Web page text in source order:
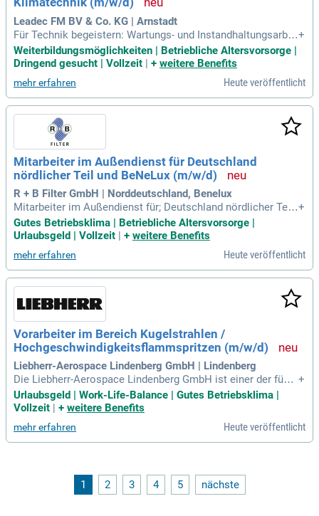
Klimatechnik (m/w/d)
Leadec FM BV & Co. KG | Arnstadt
Für Technik begeistern: Wartungs- und Instandhaltungsarbei
ten an gebäudetechnischen Anlagen im modernsten Instand
haltungszentrum für zivile Großtriebwerke; Aufgaben anpack
en: Lokalisieren und beheben von Störungen; selbständiges
Durchführen von Reparaturen
+
Weiterbildungsmöglichkeiten | Betriebliche Altersvorsorge |
Dringend gesucht | Vollzeit | + weitere Benefits
mehr erfahren Heute veröffentlicht
Mitarbeiter im Außendienst für Deutschland
nördlicher Teil und BeNeLux (m/w/d)
R + B Filter GmbH | Norddeutschland, Benelux
Mitarbeiter im Außendienst für; Deutschland nördlicher Teil
und BeNeLux (m/w/d): Sie betreuen und beraten Kunden im
Außendienst; In enger Zusammenarbeit mit unserem Innend
ienst finden Sie technische Lösungen für die Entstaubungst
echnik und Luftfiltration
+
Gutes Betriebsklima | Betriebliche Altersvorsorge |
Urlaubsgeld | Vollzeit | + weitere Benefits
mehr erfahren Heute veröffentlicht
Vorarbeiter im Bereich Kugelstrahlen /
Hochgeschwindigkeitsflammspritzen (m/w/d)
Liebherr-Aerospace Lindenberg GmbH | Lindenberg
Die Liebherr-Aerospace Lindenberg GmbH ist einer der führe
nden europäischen Hersteller von Flugzeugausrüstungen. Di
e Produkte sind an Bord vieler Großraumflugzeuge, Busines
+
Urlaubsgeld | Work-Life-Balance | Gutes Betriebsklima |
Vollzeit
+ weitere Benefits
mehr erfahren Heute veröffentlicht
1 2 3 4 5 nächste